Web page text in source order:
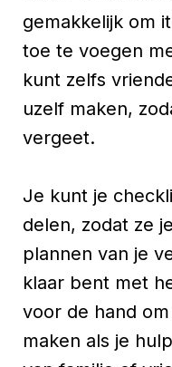
gemakkelijk om
toe te voegen
kunt zelfs
uzelf maken,
vergeet.
Je kunt je
delen, zodat ze
plannen van je
klaar bent met
voor de hand
maken als je